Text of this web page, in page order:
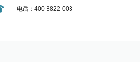
电话：400-8822-003